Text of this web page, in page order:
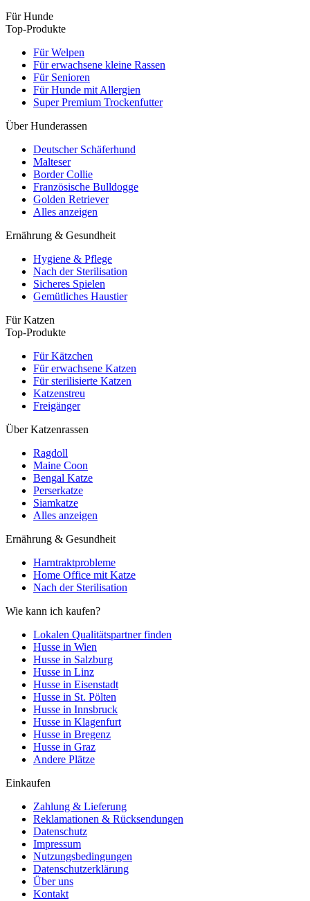
Für Hunde
Top-Produkte
Für Welpen
Für erwachsene kleine Rassen
Für Senioren
Für Hunde mit Allergien
Super Premium Trockenfutter
Über Hunderassen
Deutscher Schäferhund
Malteser
Border Collie
Französische Bulldogge
Golden Retriever
Alles anzeigen
Ernährung & Gesundheit
Hygiene & Pflege
Nach der Sterilisation
Sicheres Spielen
Gemütliches Haustier
Für Katzen
Top-Produkte
Für Kätzchen
Für erwachsene Katzen
Für sterilisierte Katzen
Katzenstreu
Freigänger
Über Katzenrassen
Ragdoll
Maine Coon
Bengal Katze
Perserkatze
Siamkatze
Alles anzeigen
Ernährung & Gesundheit
Harntraktprobleme
Home Office mit Katze
Nach der Sterilisation
Wie kann ich kaufen?
Lokalen Qualitätspartner finden
Husse in Wien
Husse in Salzburg
Husse in Linz
Husse in Eisenstadt
Husse in St. Pölten
Husse in Innsbruck
Husse in Klagenfurt
Husse in Bregenz
Husse in Graz
Andere Plätze
Einkaufen
Zahlung & Lieferung
Reklamationen & Rücksendungen
Datenschutz
Impressum
Nutzungsbedingungen
Datenschutzerklärung
Über uns
Kontakt